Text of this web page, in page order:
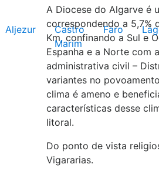
A Diocese do Algarve é
correspondendo a 5,7%
Km, confinando a Sul e
Espanha e a Norte com
administrativa civil –
variantes no
clima é ameno e
características desse
litoral.
Do ponto de vista
Vigararias.
Aljezur
Castro
Marim
Faro